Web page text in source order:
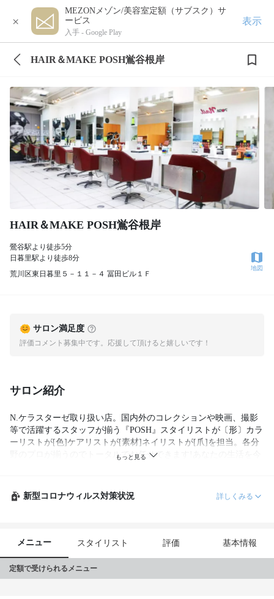
×
MEZONメゾン/美容室定額（サブスク）サ
ービス
入手 - Google Play
表示
HAIR＆MAKE POSH鴬谷根岸
HAIR＆MAKE POSH鴬谷根岸
鶯谷駅より徒歩5分
日暮里駅より徒歩8分
荒川区東日暮里５－１１－４ 冨田ビル１Ｆ
地図
サロン満足度
評価コメント募集中です。応援して頂けると嬉しいです！
サロン紹介
N.ケラスターゼ取り扱い店。国内外のコレクションや映画、撮影
等で活躍するスタッフが揃う『POSH』スタイリストが〔形〕カラ
ーリストが[色]ケアリストが[素材]ネイリストが[爪]を担当。各分
野のプロが揃うのでトータルでお任せできます!あなたの生活を今
新型コロナウィルス対策状況 詳しくみる
メニュー スタイリスト 評価 基本情報
定額で受けられるメニュー